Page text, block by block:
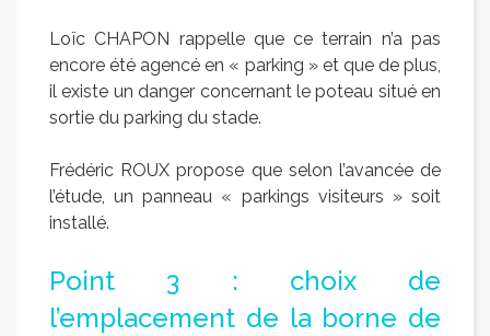
Loïc CHAPON rappelle que ce terrain n’a pas
encore été agencé en « parking » et que de plus,
il existe un danger concernant le poteau situé en
sortie du parking du stade.
Frédéric ROUX propose que selon l’avancée de
l’étude, un panneau « parkings visiteurs » soit
installé.
Point 3 : choix de
l’emplacement de la borne de